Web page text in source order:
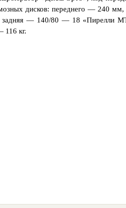
дисков: переднего — 240
— 140/80 — 18 «Пирелли
116 кг.